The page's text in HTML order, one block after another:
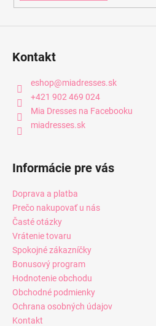
Kontakt
eshop@miadresses.sk
+421 902 469 024
Mia Dresses na Facebooku
miadresses.sk
Informácie pre vás
Doprava a platba
Prečo nakupovať u nás
Časté otázky
Vrátenie tovaru
Spokojné zákazníčky
Bonusový program
Hodnotenie obchodu
Obchodné podmienky
Ochrana osobných údajov
Kontakt